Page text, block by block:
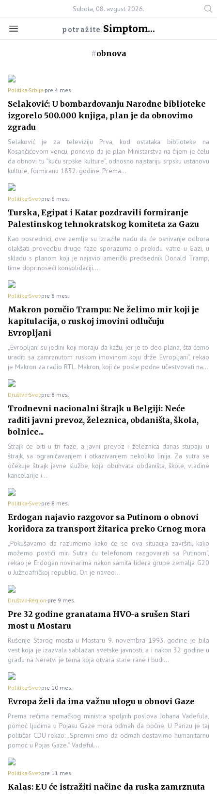
Subota, 08. avgust 2026.
potražite Simptom...
#obnova
Politika Srbija pre 4 mes.
Selaković: U bombardovanju Narodne biblioteke
izgorelo 500.000 knjiga, plan je da obnovimo
zgradu
Selaković je za televiziju Prva, kod ostataka biblioteke na
Kosančićevom vencu, ponovio da je plan Ministarstva na čijem je čelu
da obnovi tu “kuću srpske kulture”, odnosno najstariju srpsku ustanovu
kulture, formiranu 1832. godine. Prema…
Politika Svet pre 6 mes.
Turska, Egipat i Katar pozdravili formiranje
Palestinskog tehnokratskog komiteta za Gazu
Kao posrednici, ove zemlje su izrazile nadu da će osnivanje odbora
olakšati provedbu druge faze sporazuma o prekidu vatre u Gazi, u
skladu s planom koji je najavio američki predsednik Donald Tramp,
time doprinoseći konsolidaciji…
Politika Svet pre 8 mes.
Makron poručio Trampu: Ne želimo mir koji je
kapitulacija, o ruskoj imovini odlučuju
Evropljani
„Evropljani su jedini koji moraju da kažu, jer je to deo plana, šta ćemo
uraditi sa zamrznutom ruskom imovinom koju drže Evropljani“, rekao
je Makron za radio RTL. Makron, koji će posle podne učestvovati na…
Društvo Svet pre 8 mes.
Trodnevni nacionalni štrajk u Belgiji: Neće
raditi javni prevoz, železnica, obdaništa, škola,
bolnice...
Štrajk će biti u tri faze, a javni prevoz i železnica danas stupaju u
štrajk, sa ograničavanjem i otkazivanjem nekoliko linija. Za sutra se
očekuje štrajk javne službe, koja obuhvata obdaništa, škole, vladine
kancelarije i…
Politika Svet pre 8 mes.
Erdogan najavio razgovor sa Putinom o obnovi
koridora za transport žitarica preko Crnog mora
„Pokušavamo da razumemo kako će se ova situacija završiti, kako
možemo postići mir. Sutra ću telefonom razgovarati sa Putinom“,
rekao je Erdogan novinarima nakon samita lidera grupe zemalja G20
u Južnoafričkoj republici. On je naveo…
Društvo Region pre 9 mes.
Pre 32 godine granatama HVO-a srušen Stari
most u Mostaru
Rušenje Starog mosta u Mostaru 9. novembra 1993. godine je bila
vest koja je izazvala sablazan svetske javnosti, a i nakon 32 godine u
gradu na Neretvi je tema koja otvara stare rane i budi…
Politika Svet pre 10 mes.
Evropa želi da ima važnu ulogu u obnovi Gaze
Prema rečima nemačkog ministra spoljnih poslova Johana Vadefula,
pomoć ljudima u Pojasu Gaze mora odmah da počne. U Parizu je taj
političar CDU rekao: „Spremni smo da odmah dostavimo humanitarnu
pomoć u Pojas Gaze.“ Vadeful…
Politika Svet pre 11 mes.
Kalas: EU će istražiti načine da ruska zamrznuta